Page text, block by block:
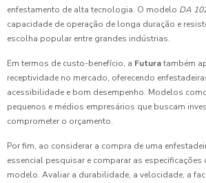
enfestamento de alta tecnologia. O modelo DA
capacidade de operação de longa duração e
escolha popular entre grandes indústrias.
Em termos de custo-benefício, a Futuratambém
receptividade no mercado, oferecendo
acessibilidade e bom desempenho. Modelos
pequenos e médios empresários que buscam
comprometer o orçamento.
Por fim, ao considerar a compra de uma
essencial pesquisar e comparar as especificações
modelo. Avaliar a durabilidade, a velocidade, a